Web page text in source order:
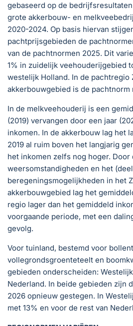
gebaseerd op de
grote akkerbouw- en
2020-2024. Op basis hiervan
pachtprijsgebieden de
van de pachtnormen 2025. Dit
1% in zuidelijk veehouderijgebied
westelijk Holland. In de pachtregio
akkerbouwgebied is de pachtnorm
In de melkveehouderij is een
(2019) vervangen door een jaar
inkomen. In de akkerbouw lag het
2019 al ruim boven het langjarig
het inkomen zelfs nog hoger. Door
weersomstandigheden en het
beregeningsmogelijkheden in het
akkerbouwgebied lag het
regio lager dan het gemiddeld
voorgaande periode, met een
gevolg.
Voor tuinland, bestemd voor
vollegrondsgroenteteelt en
gebieden onderscheiden:
Nederland. In beide gebieden zijn
2026 opnieuw gestegen. In
met 13% en voor de rest van